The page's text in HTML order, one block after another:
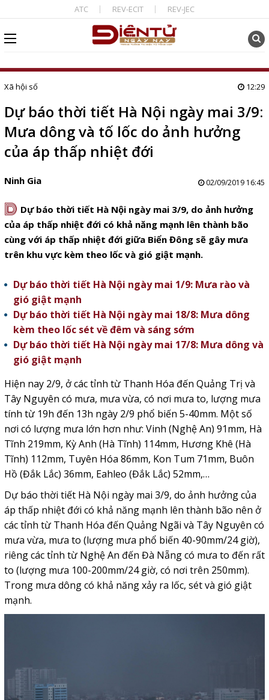
ATC REV-ECIT REV-JEC
Xã hội số 12:29
Dự báo thời tiết Hà Nội ngày mai 3/9:
Mưa dông và tố lốc do ảnh hưởng
của áp thấp nhiệt đới
Ninh Gia 02/09/2019 16:45
D Dự báo thời tiết Hà Nội ngày mai 3/9, do ảnh hưởng
của áp thấp nhiệt đới có khả năng mạnh lên thành bão
cùng với áp thấp nhiệt đới giữa Biển Đông sẽ gây mưa
trên khu vực kèm theo lốc và gió giật mạnh.
Dự báo thời tiết Hà Nội ngày mai 1/9: Mưa rào và
gió giật mạnh
Dự báo thời tiết Hà Nội ngày mai 18/8: Mưa dông
kèm theo lốc sét về đêm và sáng sớm
Dự báo thời tiết Hà Nội ngày mai 17/8: Mưa dông và
gió giật mạnh
Hiện nay 2/9, ở các tỉnh từ Thanh Hóa đến Quảng Trị và
Tây Nguyên có mưa, mưa vừa, có nơi mưa to, lượng mưa
tính từ 19h đến 13h ngày 2/9 phổ biến 5-40mm. Một số
nơi có lượng mưa lớn hơn như: Vinh (Nghệ An) 91mm, Hà
Tĩnh 219mm, Kỳ Anh (Hà Tĩnh) 114mm, Hương Khê (Hà
Tĩnh) 112mm, Tuyên Hóa 86mm, Kon Tum 71mm, Buôn
Hồ (Đắk Lắc) 36mm, Eahleo (Đắk Lắc) 52mm,…
Dự báo thời tiết Hà Nội ngày mai 3/9, do ảnh hưởng của
áp thấp nhiệt đới có khả năng mạnh lên thành bão nên ở
các tỉnh từ Thanh Hóa đến Quảng Ngãi và Tây Nguyên có
mưa vừa, mưa to (lượng mưa phổ biến 40-90mm/24 giờ),
riêng các tỉnh từ Nghệ An đến Đà Nẵng có mưa to đến rất
to (lượng mưa 100-200mm/24 giờ, có nơi trên 250mm).
Trong mưa dông có khả năng xảy ra lốc, sét và gió giật
mạnh.